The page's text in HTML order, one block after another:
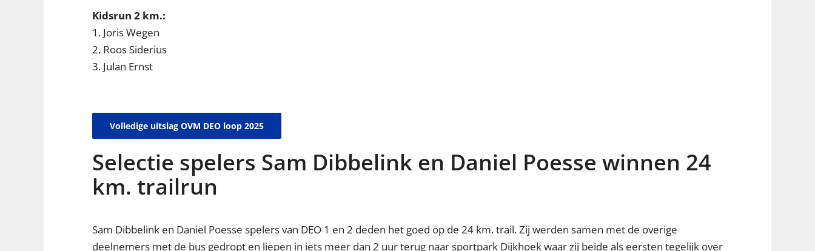
Kidsrun 2 km.:
1. Joris Wegen
2. Roos Siderius
3. Julan Ernst
Volledige uitslag OVM DEO loop 2025
Selectie spelers Sam Dibbelink en Daniel Poesse winnen 24
km. trailrun
Sam Dibbelink en Daniel Poesse spelers van DEO 1 en 2 deden het goed op de 24 km. trail. Zij werden samen met de overige
deelnemers met de bus gedropt en liepen in iets meer dan 2 uur terug naar sportpark Dijkhoek waar zij beide als eersten tegelijk over